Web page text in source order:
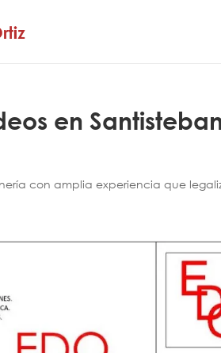
en
con amplia experiencia que